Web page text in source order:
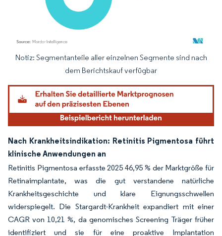
Bild © Mordor Intelligence. Wiederverwendung erfordert Namensnennung
Notiz: Segmentanteile aller einzelnen Segmente sind nach
dem Berichtskauf verfügbar
Nach Krankheitsindikation: Retinitis Pigmentosa führt
klinische Anwendungen an
Retinitis Pigmentosa erfasste 2025 46,95 % der Marktgröße für
Retinaimplantate, was die gut verstandene natürliche
Krankheitsgeschichte und klare Eignungsschwellen
widerspiegelt. Die Stargardt-Krankheit expandiert mit einer
CAGR von 10,21 %, da genomisches Screening Träger früher
identifiziert und sie für eine proaktive Implantation